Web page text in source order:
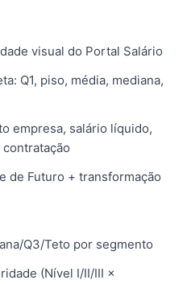
visual do Portal Salário
Q1, piso, média, mediana,
empresa, salário líquido,
de Futuro + transformação
Q3/Teto por segmento
(Nível I/II/III ×